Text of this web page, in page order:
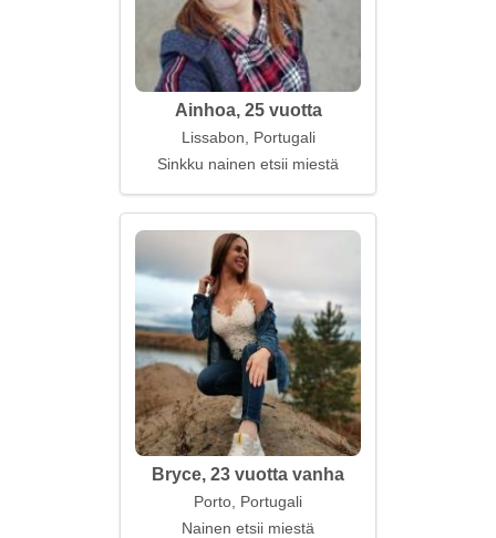
Ainhoa, 25 vuotta
Lissabon, Portugali
Sinkku nainen etsii miestä
Bryce, 23 vuotta vanha
Porto, Portugali
Nainen etsii miestä